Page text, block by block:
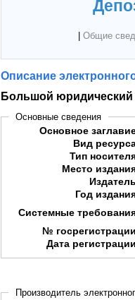
Общие
Описание
Большой юридический
Основные сведения
Основное
Вид
Тип
Место
Издатель
Год
Системные
№ госрегистрации
Дата регистрации
Производитель